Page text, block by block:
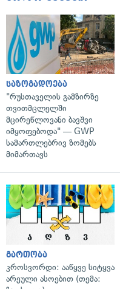
საზოგადოება
"რუსთაველის გამზირზე
თვითმცლელში
მცირეწლოვანი ბავშვი
იმყოფებოდა" — GWP
სამართლებრივ ზომებს
მიმართავს
გართობა
კროსვორდი: ააწყვე სიტყვა
არეული ასოებით (თემა: